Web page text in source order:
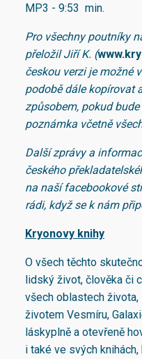
MP3 - 9:53 min.
Pro všechny poutníky
přeložil Jiří K. (
českou verzi je možné
podobě dále kopírovat
způsobem, pokud
poznámka včetně
Další zprávy a
českého
na naší facebookové
rádi, když se k nám
Kryonovy knihy
O všech těchto
lidský život, člověka či
všech oblastech
životem Vesmíru,
láskyplně a otevřeně
i také ve svých